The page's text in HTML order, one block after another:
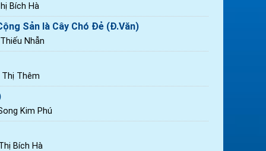
Bích Hà
Sản là Cây Chó Đẻ (Đ.Văn)
Nhẫn
Thị Thêm
Kim Phú
Bích Hà